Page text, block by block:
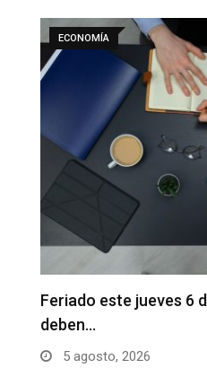
ECONOMÍA
Feriado este jueves 6 de
deben…
5 agosto, 2026